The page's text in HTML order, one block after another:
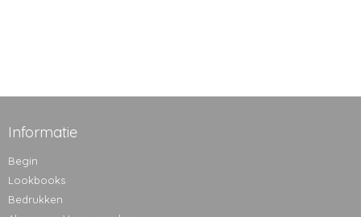
Informatie
Begin
Lookbooks
Bedrukken